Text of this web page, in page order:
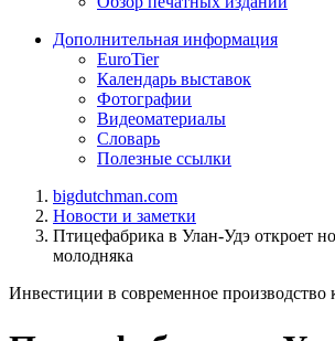
Дополнительная информация
EuroTier
Календарь выставок
Фотографии
Видеоматериалы
Словарь
Полезные ссылки
bigdutchman.com
Новости и заметки
Птицефабрика в Улан-Удэ откроет
молодняка
Инвестиции в современное производство